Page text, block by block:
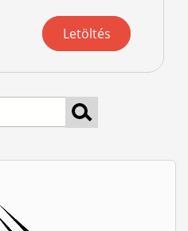
Letöltés